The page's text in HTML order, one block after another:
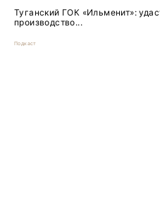
Туганский ГОК «Ильменит»:
производство...
Подкаст